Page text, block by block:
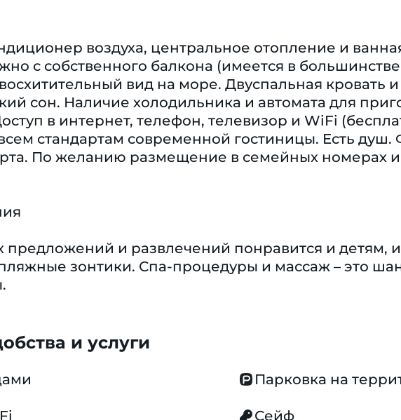
воздуха, центральное отопление и
с собственного балкона (имеется в
вид на море. Двуспальная кровать
сон. Наличие холодильника и автомата для
в интернет, телефон, телевизор и WiFi
стандартам современной гостиницы. Eсть
По желанию размещение в семейных номерах и
предложений и развлечений понравится и детям,
зонтики. Спа-процедуры и массаж – это
и услуги
Парковка на
Сейф